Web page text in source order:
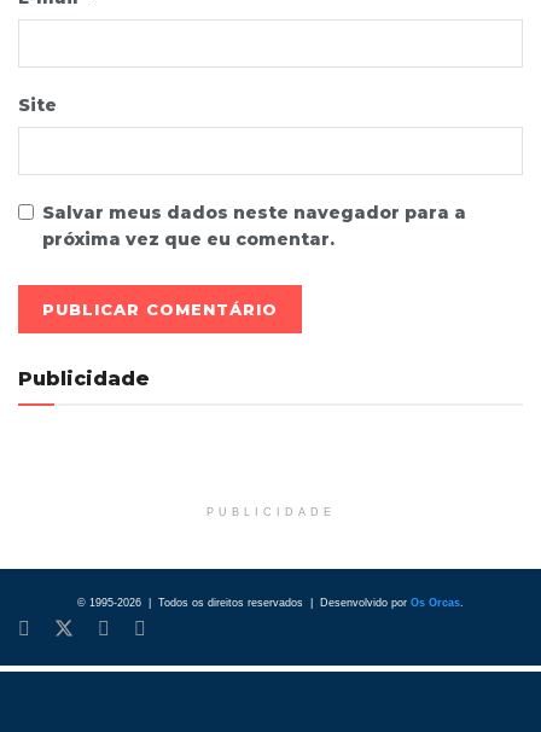
Site
Salvar meus dados neste navegador para a
próxima vez que eu comentar.
Publicidade
PUBLICIDADE
© 1995-2026 | Todos os direitos reservados | Desenvolvido por Os Orcas